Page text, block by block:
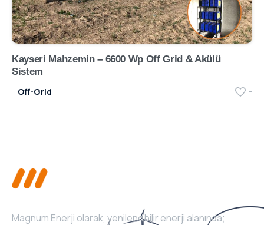
Kayseri Mahzemin – 6600 Wp Off Grid & Akülü
Sistem
Off-Grid
-
Magnum Enerji olarak, yenilenebilir enerji alanında;